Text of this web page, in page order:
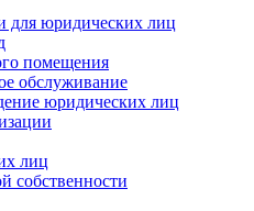
для юридических лиц
помещения
обслуживание
юридических лиц
лиц
собственности